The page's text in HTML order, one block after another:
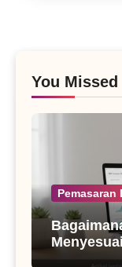
You Missed
Pemasaran
SEO